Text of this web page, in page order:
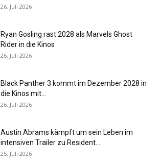
26. Juli 2026
Ryan Gosling rast 2028 als Marvels Ghost
Rider in die Kinos
26. Juli 2026
Black Panther 3 kommt im Dezember 2028 in
die Kinos mit...
26. Juli 2026
Austin Abrams kämpft um sein Leben im
intensiven Trailer zu Resident...
25. Juli 2026